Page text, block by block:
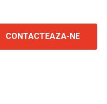
CONTACTEAZA-NE